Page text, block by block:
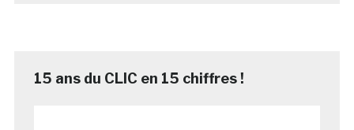
15 ans du CLIC en 15 chiffres !